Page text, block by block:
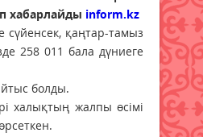
хабарлайды inform.kz
сүйенсек, қаңтар-тамыз
258 011 бала дүниеге
болды.
халықтың жалпы өсімі